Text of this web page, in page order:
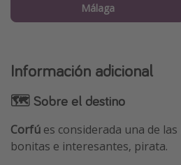
Málaga
Información adicional
🗺 Sobre el destino
Corfú es considerada una de las
bonitas e interesantes, pirata.